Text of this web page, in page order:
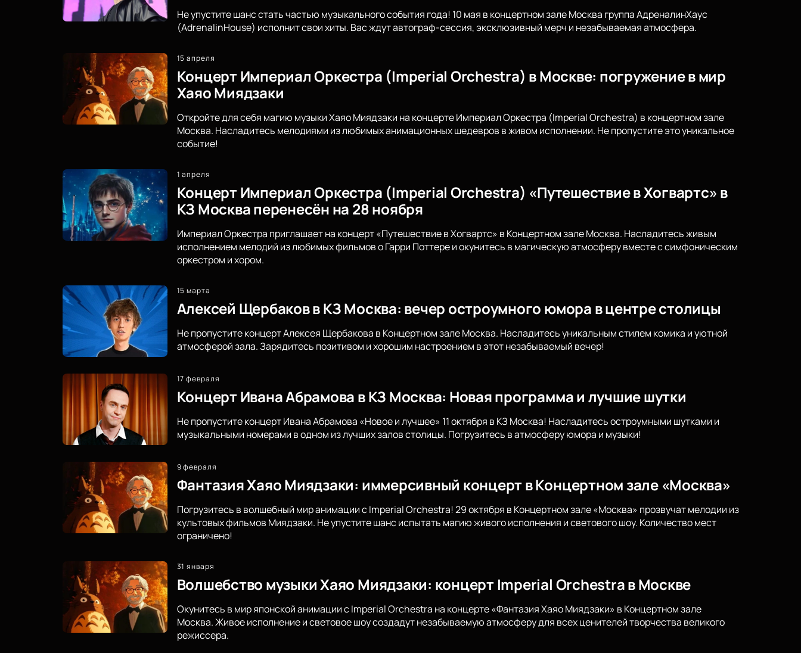
Не упустите шанс стать частью музыкального события года! 10 мая в концертном зале Москва группа АдреналинХаус
(AdrenalinHouse) исполнит свои хиты. Вас ждут автограф-сессия, эксклюзивный мерч и незабываемая атмосфера.
15 апреля
Концерт Империал Оркестра (Imperial Orchestra) в Москве: погружение в мир
Хаяо Миядзаки
Откройте для себя магию музыки Хаяо Миядзаки на концерте Империал Оркестра (Imperial Orchestra) в концертном зале
Москва. Насладитесь мелодиями из любимых анимационных шедевров в живом исполнении. Не пропустите это уникальное
событие!
1 апреля
Концерт Империал Оркестра (Imperial Orchestra) «Путешествие в Хогвартс» в
КЗ Москва перенесён на 28 ноября
Империал Оркестра приглашает на концерт «Путешествие в Хогвартс» в Концертном зале Москва. Насладитесь живым
исполнением мелодий из любимых фильмов о Гарри Поттере и окунитесь в магическую атмосферу вместе с симфоническим
оркестром и хором.
15 марта
Алексей Щербаков в КЗ Москва: вечер остроумного юмора в центре столицы
Не пропустите концерт Алексея Щербакова в Концертном зале Москва. Насладитесь уникальным стилем комика и уютной
атмосферой зала. Зарядитесь позитивом и хорошим настроением в этот незабываемый вечер!
17 февраля
Концерт Ивана Абрамова в КЗ Москва: Новая программа и лучшие шутки
Не пропустите концерт Ивана Абрамова «Новое и лучшее» 11 октября в КЗ Москва! Насладитесь остроумными шутками и
музыкальными номерами в одном из лучших залов столицы. Погрузитесь в атмосферу юмора и музыки!
9 февраля
Фантазия Хаяо Миядзаки: иммерсивный концерт в Концертном зале «Москва»
Погрузитесь в волшебный мир анимации с Imperial Orchestra! 29 октября в Концертном зале «Москва» прозвучат мелодии из
культовых фильмов Миядзаки. Не упустите шанс испытать магию живого исполнения и светового шоу. Количество мест
ограничено!
31 января
Волшебство музыки Хаяо Миядзаки: концерт Imperial Orchestra в Москве
Окунитесь в мир японской анимации с Imperial Orchestra на концерте «Фантазия Хаяо Миядзаки» в Концертном зале
Москва. Живое исполнение и световое шоу создадут незабываемую атмосферу для всех ценителей творчества великого
режиссера.